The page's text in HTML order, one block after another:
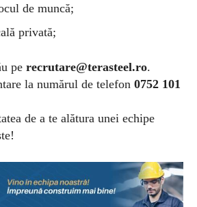
de muncă;
privată;
pe recrutare@terasteel.ro.
la numărul de telefon 0752 101
de a te alătura unei echipe